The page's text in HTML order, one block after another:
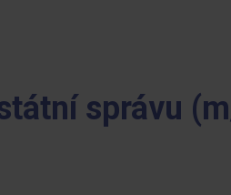
správu